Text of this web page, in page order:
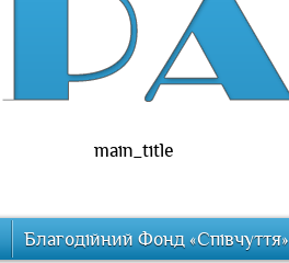
main_title
Благодійний Фонд «Співчуття»